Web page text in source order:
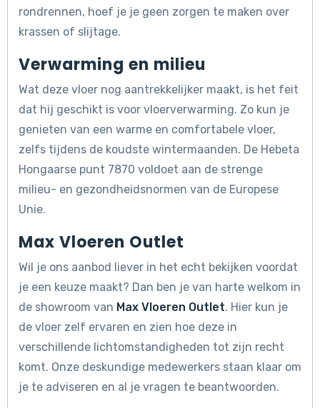
rondrennen, hoef je je geen zorgen te maken over
krassen of slijtage.
Verwarming en milieu
Wat deze vloer nog aantrekkelijker maakt, is het feit
dat hij geschikt is voor vloerverwarming. Zo kun je
genieten van een warme en comfortabele vloer,
zelfs tijdens de koudste wintermaanden. De Hebeta
Hongaarse punt 7870 voldoet aan de strenge
milieu- en gezondheidsnormen van de Europese
Unie.
Max Vloeren Outlet
Wil je ons aanbod liever in het echt bekijken voordat
je een keuze maakt? Dan ben je van harte welkom in
de showroom van Max Vloeren Outlet. Hier kun je
de vloer zelf ervaren en zien hoe deze in
verschillende lichtomstandigheden tot zijn recht
komt. Onze deskundige medewerkers staan klaar om
je te adviseren en al je vragen te beantwoorden.